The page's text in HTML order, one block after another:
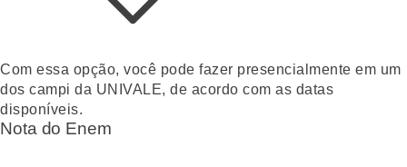
Com essa opção, você pode fazer presencialmente em um
dos campi da UNIVALE, de acordo com as datas
disponíveis.
Nota do Enem